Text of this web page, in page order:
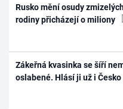
Rusko mění osudy
rodiny přicházejí o miliony
Zákeřná kvasinka se šíří
oslabené. Hlásí ji už i Česko